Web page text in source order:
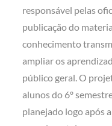
responsável pelas
publicação do
conhecimento
ampliar os
público geral. O
alunos do 6º
planejado logo após